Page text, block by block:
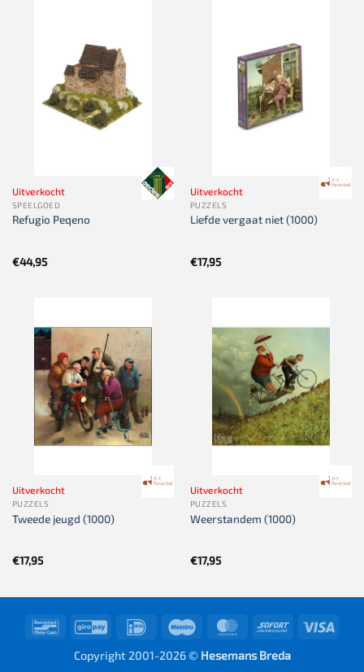
Uitverkocht
SPEELGOED
Refugio Peqeno
€44,95
Uitverkocht
PUZZELS
Liefde vergaat niet (1000)
€17,95
Uitverkocht
PUZZELS
Tweede jeugd (1000)
€17,95
Uitverkocht
PUZZELS
Weerstandem (1000)
€17,95
BancontactGiroPay IDeal Maestro MasterCardSofort
Copyright 2001-2026 © Hesemans Breda